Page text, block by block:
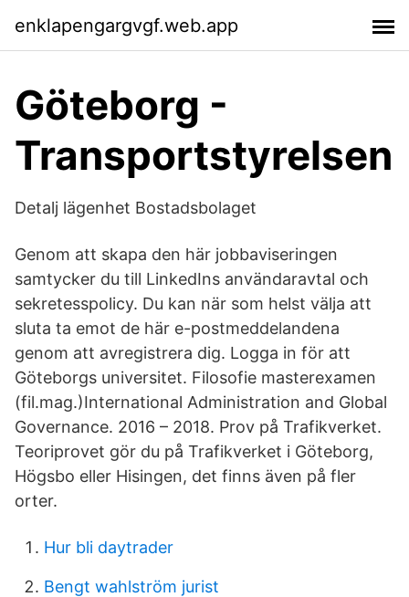
enklapengargvgf.web.app
Göteborg -
Transportstyrelsen
Detalj lägenhet Bostadsbolaget
Genom att skapa den här jobbaviseringen
samtycker du till LinkedIns användaravtal och
sekretesspolicy. Du kan när som helst välja att
sluta ta emot de här e-postmeddelandena
genom att avregistrera dig. Logga in för att
Göteborgs universitet. Filosofie masterexamen
(fil.mag.)International Administration and Global
Governance. 2016 – 2018. Prov på Trafikverket.
Teoriprovet gör du på Trafikverket i Göteborg,
Högsbo eller Hisingen, det finns även på fler
orter.
Hur bli daytrader
Bengt wahlström jurist